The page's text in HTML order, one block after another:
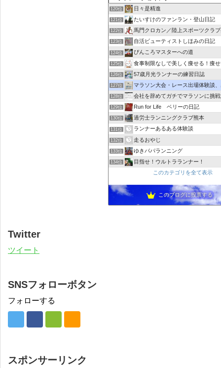
120位 日々是精進
121位 たいすけのファンラン・登山日記
122位 馬門クロカン／陸上スポーツクラ
123位 自活ビューティストしほみの日記
124位 ぴんころマスターへの道
125位 食事制限なしで美しく痩せる！痩
126位 57歳月光ランナーの練習日誌
127位 マラソン大会・レース出場体験談、感想｜レース
128位 会社を辞めてガチでマラソンに挑
129位 Run for Life ベリーの日記
130位 過労士ランニングクラブ熊本
131位 ランナーあるある体験談
132位 走るおやじ
133位 ゆきパパランニング
134位
目指せ！ウルトラランナー！
このカテゴリを全て表示
このブログに投票する
Twitter
ツイート
SNSフォローボタン
フォローする
スポンサーリンク